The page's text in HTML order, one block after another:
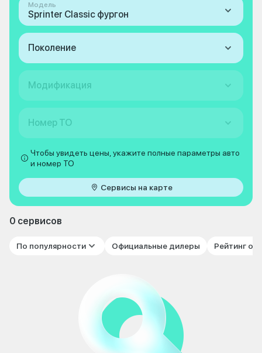
Модель
Sprinter Classic фургон
Поколение
Модификация
Номер ТО
Чтобы увидеть цены, укажите полные параметры авто
и номер ТО
Сервисы на карте
0 сервисов
По популярности Официальные дилеры Рейтинг